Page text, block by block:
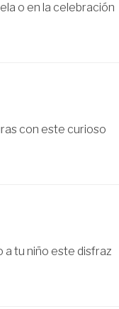
o en la celebración
con este curioso
a tu niño este disfraz